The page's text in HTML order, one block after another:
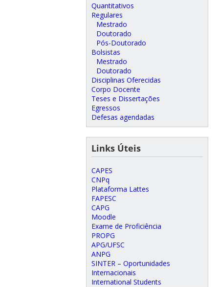
Quantitativos
Regulares
Mestrado
Doutorado
Pós-Doutorado
Bolsistas
Mestrado
Doutorado
Disciplinas Oferecidas
Corpo Docente
Teses e Dissertações
Egressos
Defesas agendadas
Links Úteis
CAPES
CNPq
Plataforma Lattes
FAPESC
CAPG
Moodle
Exame de Proficiência
PROPG
APG/UFSC
ANPG
SINTER – Oportunidades
Internacionais
International Students